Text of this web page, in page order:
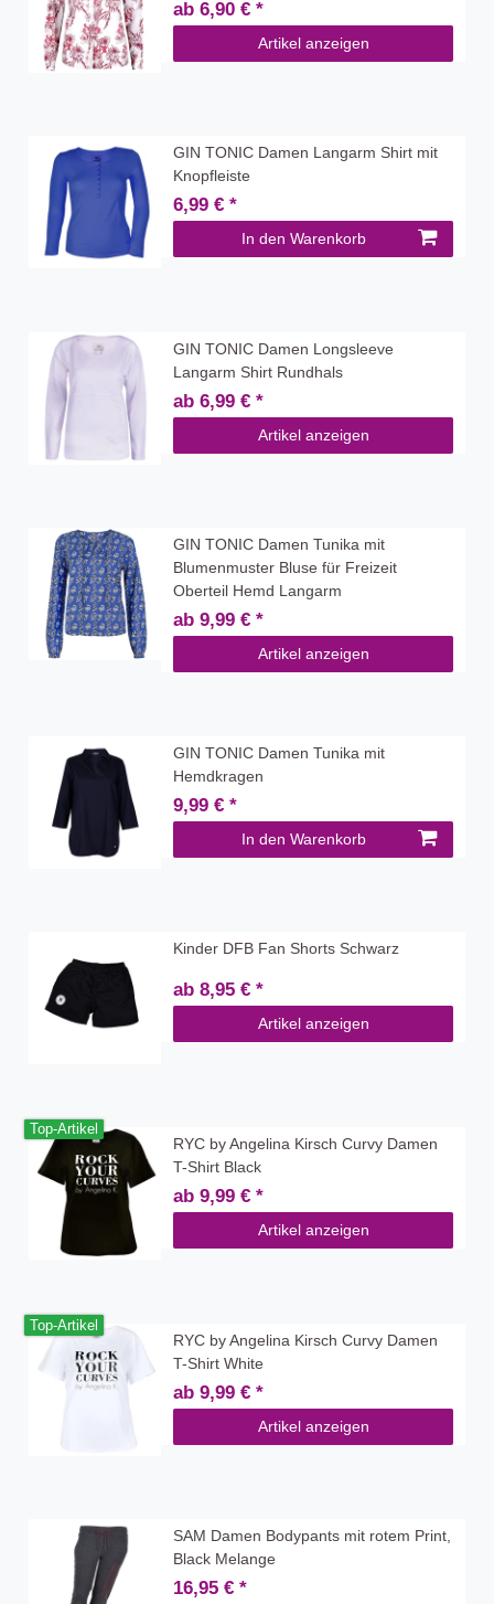
ab 6,90 € *
Artikel anzeigen
GIN TONIC Damen Langarm Shirt mit
Knopfleiste
6,99 € *
In den Warenkorb
GIN TONIC Damen Longsleeve
Langarm Shirt Rundhals
ab 6,99 € *
Artikel anzeigen
GIN TONIC Damen Tunika mit
Blumenmuster Bluse für Freizeit
Oberteil Hemd Langarm
ab 9,99 € *
Artikel anzeigen
GIN TONIC Damen Tunika mit
Hemdkragen
9,99 € *
In den Warenkorb
Kinder DFB Fan Shorts Schwarz
ab 8,95 € *
Artikel anzeigen
Top-Artikel
RYC by Angelina Kirsch Curvy Damen
T-Shirt Black
ab 9,99 € *
Artikel anzeigen
Top-Artikel
RYC by Angelina Kirsch Curvy Damen
T-Shirt White
ab 9,99 € *
Artikel anzeigen
SAM Damen Bodypants mit rotem Print,
Black Melange
16,95 € *